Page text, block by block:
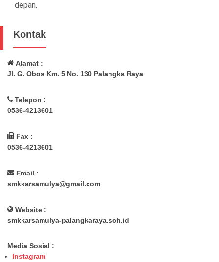
depan.
Kontak
Alamat :
Jl. G. Obos Km. 5 No. 130 Palangka Raya
Telepon :
0536-4213601
Fax :
0536-4213601
Email :
smkkarsamulya@gmail.com
Website :
smkkarsamulya-palangkaraya.sch.id
Media Sosial :
Instagram